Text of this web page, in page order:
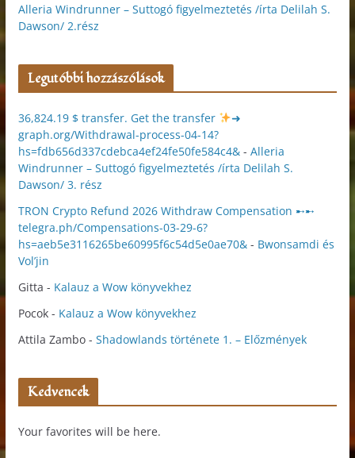
Alleria Windrunner – Suttogó figyelmeztetés /írta Delilah S.
Dawson/ 2.rész
Legutóbbi hozzászólások
36,824.19 $ transfer. Get the transfer
➜
graph.org/Withdrawal-process-04-14?
hs=fdb656d337cdebca4ef24fe50fe584c4&- Alleria
Windrunner – Suttogó figyelmeztetés /írta Delilah S.
Dawson/ 3. rész
TRON Crypto Refund 2026 Withdraw Compensation ➸➸
telegra.ph/Compensations-03-29-6?
hs=aeb5e3116265be60995f6c54d5e0ae70&- Bwonsamdi és
Vol’jin
Gitta - Kalauz a Wow könyvekhez
Pocok- Kalauz a Wow könyvekhez
Attila Zambo- Shadowlands története 1. – Előzmények
Kedvencek
Your favorites will be here.